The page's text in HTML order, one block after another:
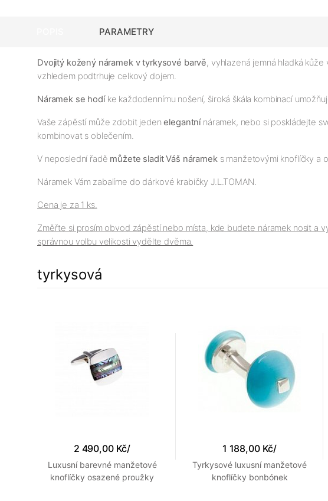
PARAMETRY
Dvojitý kožený náramek v tyrkysové barvě, vyhlazená jemná hladká
vzhledem podtrhuje celkový dojem.
Náramek se hodíke každodennímu nošení, široká škála kombinací
Vaše zápěstí může zdobit jedenelegantní náramek, nebo si poskládejte
kombinovat s oblečením.
V neposlední řadě můžete sladit Váš nárameks manžetovými knoflíčky a
Náramek Vám zabalíme do dárkové krabičky J.L.TOMAN.
Cena je za 1 ks.
Změřte si prosím obvod zápěstí nebo místa, kde budete náramek nosit a
správnou volbu velikosti vydělte dvěma.
tyrkysová
2 490,00 Kč/
Luxusní barevné manžetové
knoflíčky osazené proužky
1 188,00 Kč/
Tyrkysové luxusní manžetové
knoflíčky bonbónek